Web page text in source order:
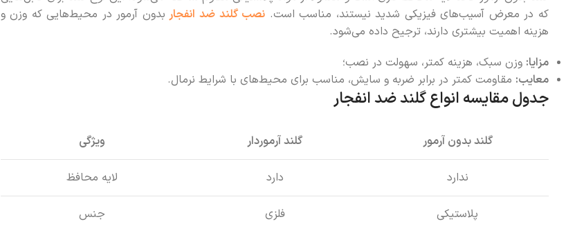
که در معرض آسیب‌های فیزیکی شدید نیستند، مناسب است. نصب گلند ضد انفجار بدون آرمور در محیط‌هایی که وزن و
هزینه اهمیت بیشتری دارند، ترجیح داده می‌شود.
مزایا: وزن سبک، هزینه کمتر، سهولت در نصب؛
معایب: مقاومت کمتر در برابر ضربه و سایش، مناسب برای محیط‌های با شرایط نرمال.
جدول مقایسه انواع گلند ضد انفجار
گلند بدون آرمور گلند آرموردار ویژگی
ندارد دارد لایه محافظ
پلاستیکی فلزی جنس